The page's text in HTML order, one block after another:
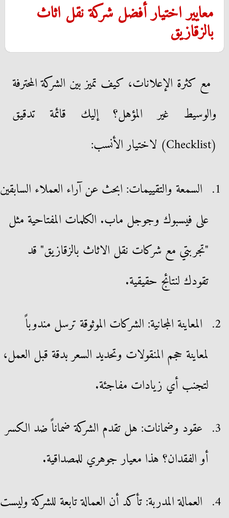
معايير اختيار أفضل شركة نقل اثاث
بالزقازيق
مع كثرة الإعلانات، كيف تميز بين الشركة المحترفة
والوسيط غير المؤهل؟ إليك قائمة تدقيق
(Checklist) لاختيار الأنسب:
السمعة والتقييمات: ابحث عن آراء العملاء السابقين
على فيسبوك وجوجل ماب. الكلمات المفتاحية مثل
"تجربتي مع شركات نقل الاثاث بالزقازيق" قد
تقودك لنتائج حقيقية.
المعاينة المجانية: الشركات الموثوقة ترسل مندوباً
لمعاينة حجم المنقولات وتحديد السعر بدقة قبل العمل،
لتجنب أي زيادات مفاجئة.
عقود وضمانات: هل تقدم الشركة ضماناً ضد الكسر
أو الفقدان؟ هذا معيار جوهري للمصداقية.
العمالة المدربة: تأكد أن العمالة تابعة للشركة وليست